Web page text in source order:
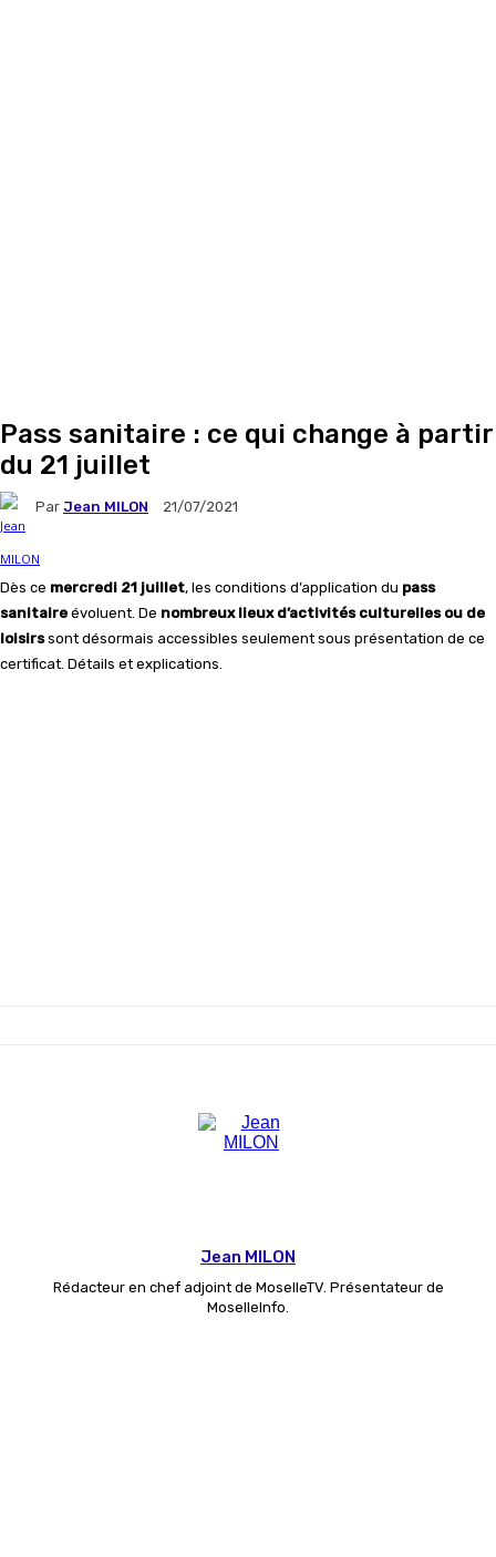
Pass sanitaire : ce qui change à partir
du 21 juillet
Par Jean MILON 21/07/2021
Dès ce mercredi 21 juillet, les conditions d’application du pass
sanitaire évoluent. De nombreux lieux d’activités culturelles ou de
loisirssont désormais accessibles seulement sous présentation de ce
certificat. Détails et explications.
Jean MILON
Rédacteur en chef adjoint de MoselleTV. Présentateur de
MoselleInfo.